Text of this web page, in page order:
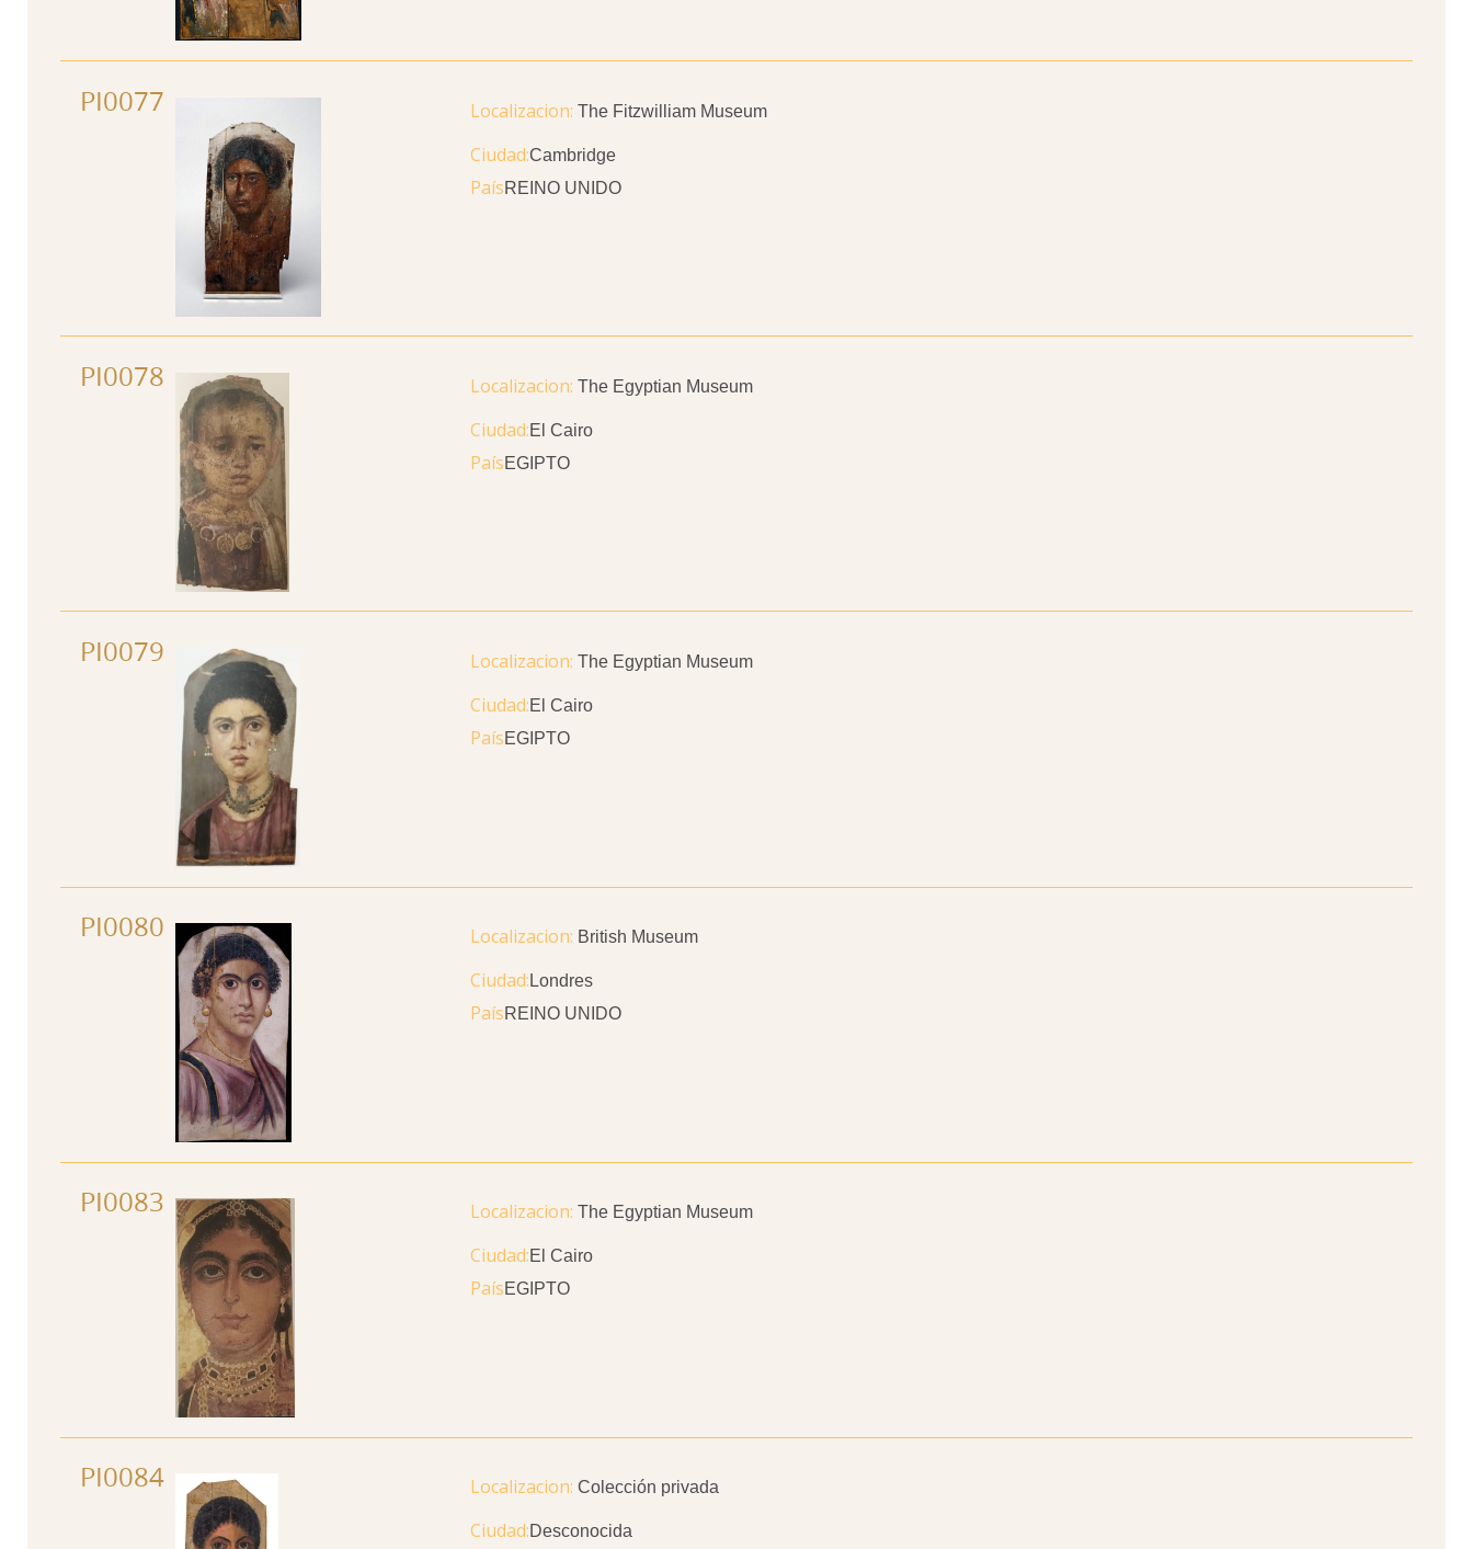
PI0077 The Fitzwilliam Museum
CiudadCambridge
PaísREINO UNIDO
PI0078 The Egyptian Museum
Ciudad El Cairo
PaísEGIPTO
PI0079 The Egyptian Museum
Ciudad El Cairo
PaísEGIPTO
PI0080 British Museum
Ciudad Londres
PaísREINO UNIDO
PI0083 The Egyptian Museum
Ciudad El Cairo
PaísEGIPTO
PI0084 Colección privada
Ciudad Desconocida